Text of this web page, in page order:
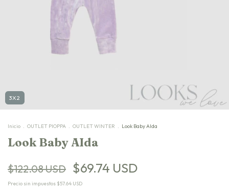
3X2
Inicio . OUTLET PIOPPA . OUTLET WINTER . Look Baby AIda
Look Baby AIda
$122.08 USD $69.74 USD
Precio sin impuestos $57.64 USD